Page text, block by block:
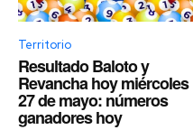
Territorio
Resultado Baloto y
Revancha hoy miércoles
27 de mayo: números
ganadores hoy